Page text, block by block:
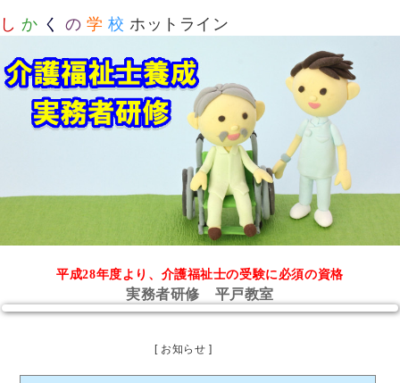
し か く の 学 校 ホットライン
平成28年度より、介護福祉士の受験に必須の資格
実務者研修 平戸教室
[ お知らせ ]